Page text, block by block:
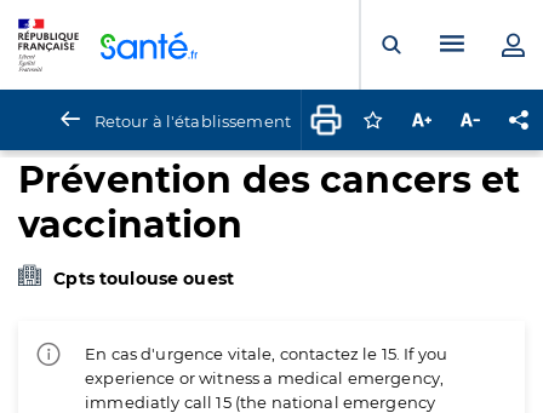
Ouvrir laMenu
Retour à l'établissement Connectez-vous
Augmenter la
Prévention des cancers et
vaccination
Cpts toulouse ouest
En cas d'urgence vitale, contactez le 15. If you
experience or witness a medical emergency,
immediatly call 15 (the national emergency